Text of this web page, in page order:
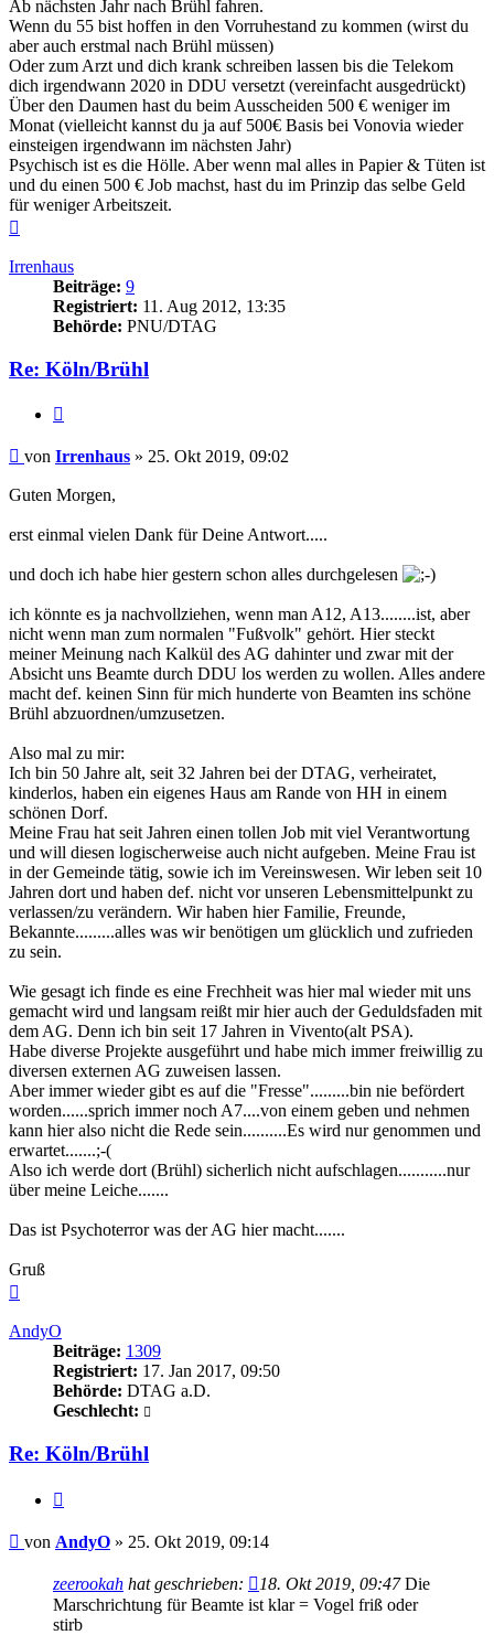
Ab nächsten Jahr nach Brühl fahren.
Wenn du 55 bist hoffen in den Vorruhestand zu kommen (wirst du
aber auch erstmal nach Brühl müssen)
Oder zum Arzt und dich krank schreiben lassen bis die Telekom
dich irgendwann 2020 in DDU versetzt (vereinfacht ausgedrückt)
Über den Daumen hast du beim Ausscheiden 500 € weniger im
Monat (vielleicht kannst du ja auf 500€ Basis bei Vonovia wieder
einsteigen irgendwann im nächsten Jahr)
Psychisch ist es die Hölle. Aber wenn mal alles in Papier & Tüten ist
und du einen 500 € Job machst, hast du im Prinzip das selbe Geld
für weniger Arbeitszeit.
Irrenhaus
Beiträge: 9
Registriert: 11. Aug 2012, 13:35
Behörde: PNU/DTAG
Re: Köln/Brühl
Beitrag
von Irrenhaus » 25. Okt 2019, 09:02
Guten Morgen,
erst einmal vielen Dank für Deine Antwort.....
und doch ich habe hier gestern schon alles durchgelesen
ich könnte es ja nachvollziehen, wenn man A12, A13........ist, aber
nicht wenn man zum normalen "Fußvolk" gehört. Hier steckt
meiner Meinung nach Kalkül des AG dahinter und zwar mit der
Absicht uns Beamte durch DDU los werden zu wollen. Alles andere
macht def. keinen Sinn für mich hunderte von Beamten ins schöne
Brühl abzuordnen/umzusetzen.
Also mal zu mir:
Ich bin 50 Jahre alt, seit 32 Jahren bei der DTAG, verheiratet,
kinderlos, haben ein eigenes Haus am Rande von HH in einem
schönen Dorf.
Meine Frau hat seit Jahren einen tollen Job mit viel Verantwortung
und will diesen logischerweise auch nicht aufgeben. Meine Frau ist
in der Gemeinde tätig, sowie ich im Vereinswesen. Wir leben seit 10
Jahren dort und haben def. nicht vor unseren Lebensmittelpunkt zu
verlassen/zu verändern. Wir haben hier Familie, Freunde,
Bekannte.........alles was wir benötigen um glücklich und zufrieden
zu sein.
Wie gesagt ich finde es eine Frechheit was hier mal wieder mit uns
gemacht wird und langsam reißt mir hier auch der Geduldsfaden mit
dem AG. Denn ich bin seit 17 Jahren in Vivento(alt PSA).
Habe diverse Projekte ausgeführt und habe mich immer freiwillig zu
diversen externen AG zuweisen lassen.
Aber immer wieder gibt es auf die "Fresse".........bin nie befördert
worden......sprich immer noch A7....von einem geben und nehmen
kann hier also nicht die Rede sein..........Es wird nur genommen und
erwartet.......;-(
Also ich werde dort (Brühl) sicherlich nicht aufschlagen...........nur
über meine Leiche.......
Das ist Psychoterror was der AG hier macht.......
Gruß
AndyO
Beiträge: 1309
Registriert: 17. Jan 2017, 09:50
Behörde: DTAG a.D.
Geschlecht:
Re: Köln/Brühl
Beitrag
von AndyO » 25. Okt 2019, 09:14
zeerookah hat geschrieben: 18. Okt 2019, 09:47Die
Marschrichtung für Beamte ist klar = Vogel friß oder
stirb